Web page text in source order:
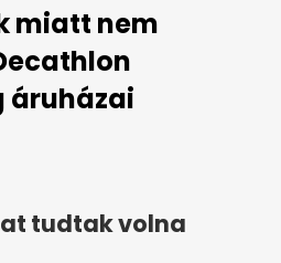
miatt nem
áruházai
tudtak volna